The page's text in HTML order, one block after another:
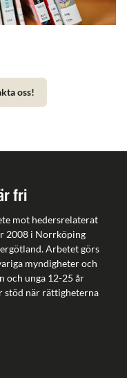
oss!
fri
mot hedersrelaterat
2008 i Norrköping
Arbetet görs
myndigheter och
och unga 12-25 år
stöd när rättigheterna